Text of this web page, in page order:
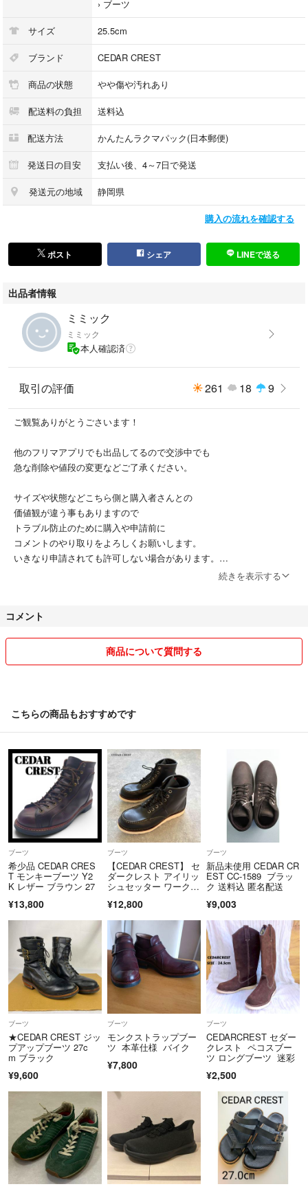
› ブーツ
サイズ 25.5cm
ブランド CEDAR CREST
商品の状態 やや傷や汚れあり
配送料の負担 送料込
配送方法 かんたんラクマパック(日本郵便)
発送日の目安 支払い後、4～7日で発送
発送元の地域 静岡県
購入の流れを確認する
ポスト シェア LINEで送る
出品者情報
ミミック
ミミック
本人確認済
取引の評価 261 18 9
ご観覧ありがとうごさいます！
他のフリマアプリでも出品してるので交渉中でも
急な削除や値段の変更などご了承ください。
サイズや状態などこちら側と購入者さんとの
価値観が違う事もありますので
トラブル防止のために購入や申請前に
コメントのやり取りをよろしくお願いします。
いきなり申請されても許可しない場合があります。
コメントもしないで消える方が多すぎるので
商品のバラ売りや金額の交渉希望の方は
例外を除いてこちらから金額の提示をすることはないです。(バラ売り
の場合でもしません)
商品が到着してるにも関わらず評価しない方がいますが仕事や旅行で数
日間は留守などすぐに商品を確認できない事情もあると思うのでそうい
う可能性がある場合はメッセージで教えてください。
理由なく評価しない場合は評価に響きます。
よろしくお願いします。
続きを表示する
コメント
商品について質問する
こちらの商品もおすすめです
ブーツ
希少品 CEDAR CRES
T モンキーブーツ Y2
K レザー ブラウン 27
¥13,800
ブーツ
【CEDAR CREST】 セ
ダークレスト アイリッ
シュセッター ワークブ
¥12,800
ブーツ
新品未使用 CEDAR CR
EST CC-1589 ブラッ
ク 送料込 匿名配送
¥9,003
ブーツ
★CEDAR CREST ジッ
プアップブーツ 27c
m ブラック
¥9,600
ブーツ
モンクストラップブー
ツ 本革仕様 バイク
¥7,800
ブーツ
CEDARCREST セダー
クレスト ペコスブー
ツ ロングブーツ 迷彩
¥2,500